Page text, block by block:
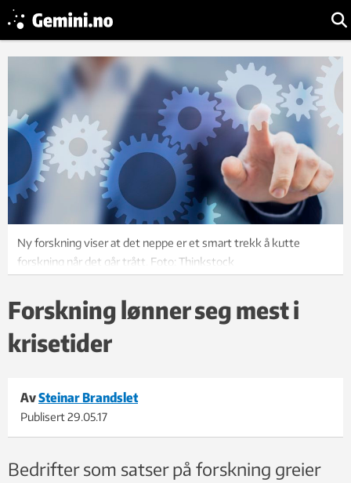
Ny forskning viser at det neppe er et smart trekk å kutte
forskning når det går trått. Foto: Thinkstock
Forskning lønner seg mest i
krisetider
AvSteinar Brandslet
Publisert29.05.17
Bedrifter som satser på forskning greier